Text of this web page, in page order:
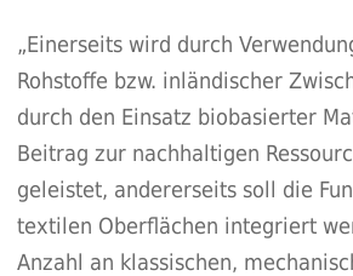
„Einerseits wird durch
Rohstoffe bzw. inländischer
durch den Einsatz biobasierter
Beitrag zur nachhaltigen
geleistet, andererseits soll die
textilen Oberflächen integriert
Anzahl an klassischen,